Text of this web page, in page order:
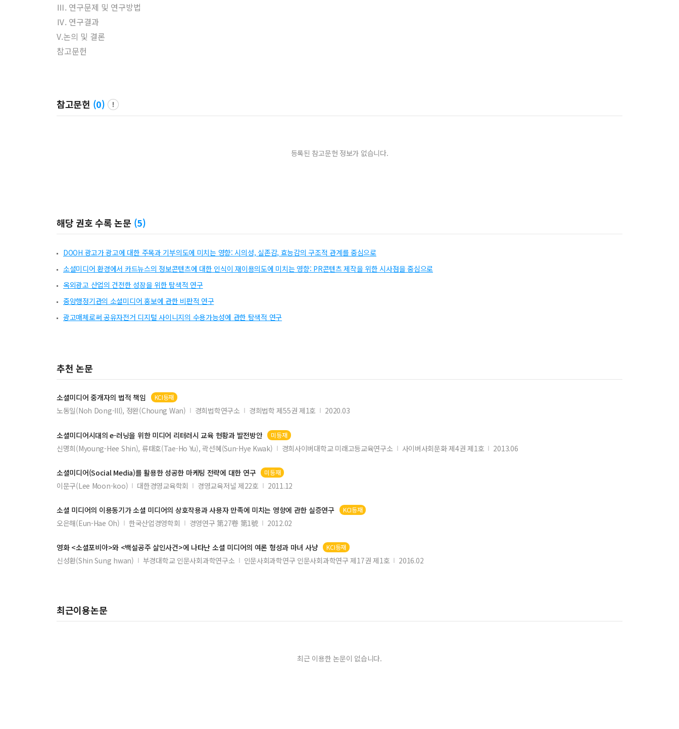
Ⅲ. 연구문제 및 연구방법
Ⅳ. 연구결과
V.논의 및 결론
참고문헌
참고문헌 (0)
등록된 참고문헌 정보가 없습니다.
해당 권호 수록 논문 (5)
DOOH 광고가 광고에 대한 주목과 기부의도에 미치는 영향: 시의성, 실존감, 효능감의 구조적 관계를 중심으로
소셜미디어 환경에서 카드뉴스의 정보콘텐츠에 대한 인식이 재이용의도에 미치는 영향: PR콘텐츠 제작을 위한 시사점을 중심으로
옥외광고 산업의 건전한 성장을 위한 탐색적 연구
중앙행정기관의 소셜미디어 홍보에 관한 비판적 연구
광고매체로써 공유자전거 디지털 사이니지의 수용가능성에 관한 탐색적 연구
추천 논문
소셜미디어 중개자의 법적 책임 KCI등재
노동일(Noh Dong-Ill), 정완(Choung Wan) 경희법학연구소 경희법학 제55권 제1호 2020.03
소셜미디어시대의 e-러닝을 위한 미디어 리터러시 교육 현황과 발전방안 미등재
신명희(Myoung-Hee Shin), 류태호(Tae-Ho Yu), 곽선혜(Sun-Hye Kwak) 경희사이버대학교 미래고등교육연구소 사이버사회문화 제4권 제1호 2013.06
소셜미디어(Social Media)를 활용한 성공한 마케팅 전략에 대한 연구 미등재
이문구(Lee Moon-koo) 대한경영교육학회 경영교육저널 제22호 2011.12
소셜 미디어의 이용동기가소셜 미디어의 상호작용과 사용자 만족에 미치는 영향에 관한 실증연구 KCI등재
오은해(Eun-Hae Oh) 한국산업경영학회 경영연구 第27卷 第1號 2012.02
영화 <소셜포비아>와 <백설공주 살인사건>에 나타난 소셜 미디어의 여론 형성과 마녀 사냥 KCI등재
신성환(Shin Sung hwan) 부경대학교 인문사회과학연구소 인문사회과학연구 인문사회과학연구 제17권 제1호 2016.02
최근이용논문
최근 이용한 논문이 없습니다.